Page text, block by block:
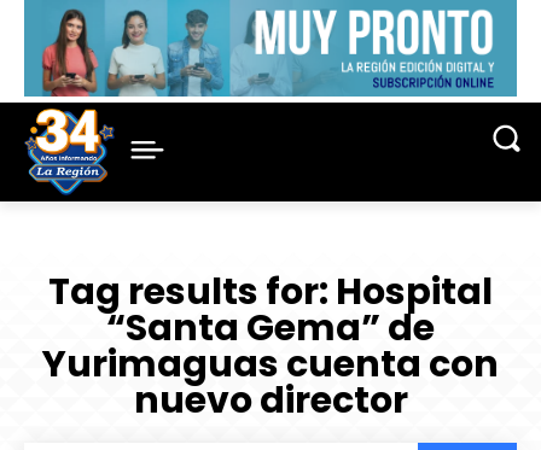
Tag results for: Hospital
“Santa Gema” de
Yurimaguas cuenta con
nuevo director